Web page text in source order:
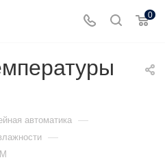
0
автоматика —
—